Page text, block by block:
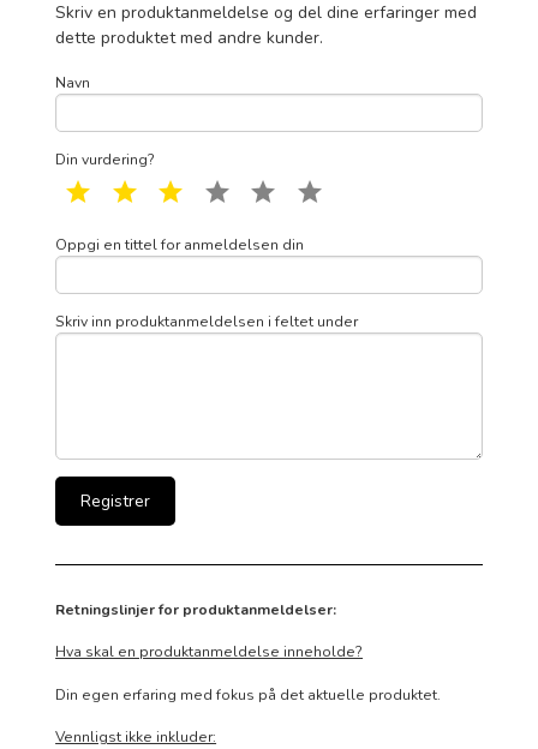
Skriv en produktanmeldelse og del dine erfaringer med
dette produktet med andre kunder.
Navn
Din vurdering?
1 star 2 star 3 star 4 star 5 star
Oppgi en tittel for anmeldelsen din
Skriv inn produktanmeldelsen i feltet under
Retningslinjer for produktanmeldelser:
Hva skal en produktanmeldelse inneholde?
Din egen erfaring med fokus på det aktuelle produktet.
Vennligst ikke inkluder: